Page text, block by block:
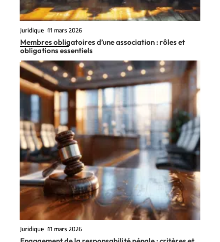
Juridique 11 mars 2026
Membres obligatoires d’une association : rôles et
obligations essentiels
Juridique 11 mars 2026